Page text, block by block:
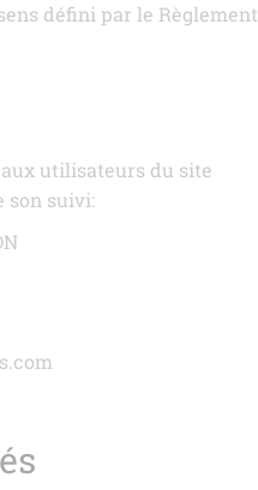
défini par le Règlement
utilisateurs du site
son suivi: